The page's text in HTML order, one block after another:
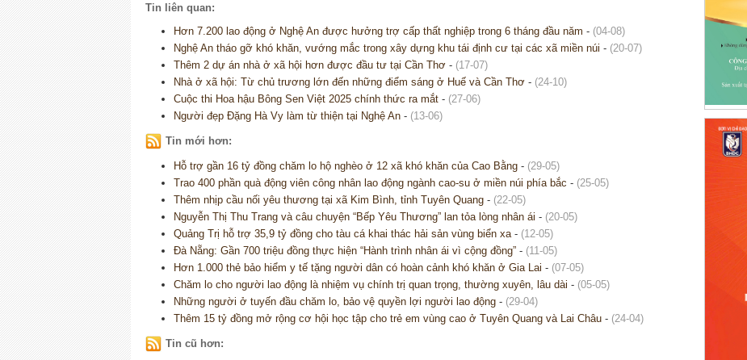
Tin liên quan:
Hơn 7.200 lao động ở Nghệ An được hưởng trợ cấp thất nghiệp trong 6 tháng đầu năm - (04-08)
Nghệ An tháo gỡ khó khăn, vướng mắc trong xây dựng khu tái định cư tại các xã miền núi - (20-07)
Thêm 2 dự án nhà ở xã hội hơn được đầu tư tại Cần Thơ - (17-07)
Nhà ở xã hội: Từ chủ trương lớn đến những điểm sáng ở Huế và Cần Thơ - (24-10)
Cuộc thi Hoa hậu Bông Sen Việt 2025 chính thức ra mắt - (27-06)
Người đẹp Đặng Hà Vy làm từ thiện tại Nghệ An - (13-06)
Tin mới hơn:
Hỗ trợ gần 16 tỷ đồng chăm lo hộ nghèo ở 12 xã khó khăn của Cao Bằng - (29-05)
Trao 400 phần quà động viên công nhân lao động ngành cao-su ở miền núi phía bắc - (25-05)
Thêm nhịp cầu nối yêu thương tại xã Kim Bình, tỉnh Tuyên Quang - (22-05)
Nguyễn Thị Thu Trang và câu chuyện “Bếp Yêu Thương” lan tỏa lòng nhân ái - (20-05)
Quảng Trị hỗ trợ 35,9 tỷ đồng cho tàu cá khai thác hải sản vùng biển xa - (12-05)
Đà Nẵng: Gần 700 triệu đồng thực hiện “Hành trình nhân ái vì cộng đồng” - (11-05)
Hơn 1.000 thẻ bảo hiểm y tế tặng người dân có hoàn cảnh khó khăn ở Gia Lai - (07-05)
Chăm lo cho người lao động là nhiệm vụ chính trị quan trọng, thường xuyên, lâu dài - (05-05)
Những người ở tuyến đầu chăm lo, bảo vệ quyền lợi người lao động - (29-04)
Thêm 15 tỷ đồng mở rộng cơ hội học tập cho trẻ em vùng cao ở Tuyên Quang và Lai Châu - (24-04)
Tin cũ hơn: